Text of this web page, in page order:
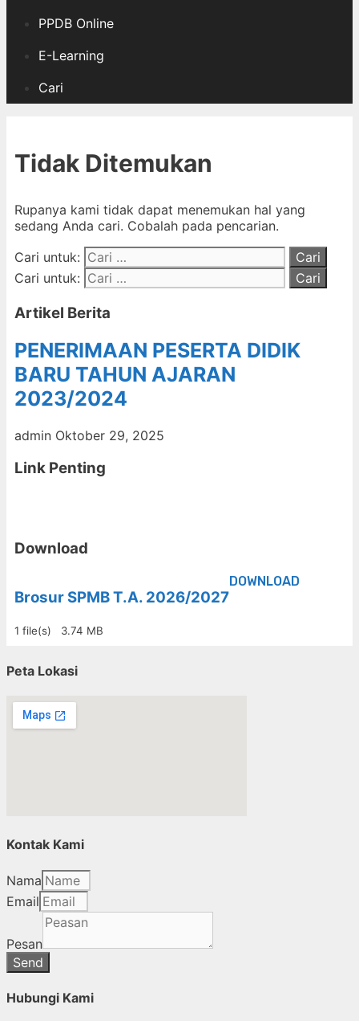
PPDB Online
E-Learning
Cari
Tidak Ditemukan
Rupanya kami tidak dapat menemukan hal yang
sedang Anda cari. Cobalah pada pencarian.
Cari untuk:
Cari untuk:
Artikel Berita
PENERIMAAN PESERTA DIDIK
BARU TAHUN AJARAN
2023/2024
admin Oktober 29, 2025
Link Penting
Download
Brosur SPMB T.A. 2026/2027
1 file(s) 3.74 MB
DOWNLOAD
Peta Lokasi
Kontak Kami
Nama
Email
Pesan
Send
Hubungi Kami